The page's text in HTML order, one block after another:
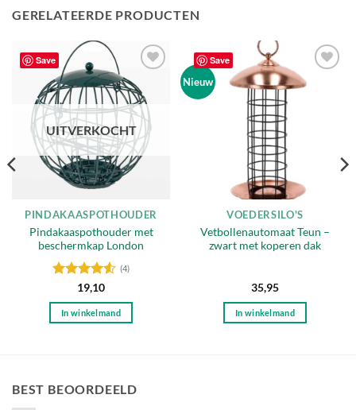
GERELATEERDE PRODUCTEN
Save
Toevoegen
aan
verlanglijst
UITVERKOCHT
PINDAKAASPOTHOUDER
Pindakaaspothouder met
beschermkap London
Gewaardeerd
4.5uit 5
(4)
19,10
In winkelmand
Save
Nieuw
Toevoegen
VOEDERSILO'S
Vetbollenautomaat Teun –
zwart met koperen dak
35,95
In winkelmand
BEST BEOORDEELD